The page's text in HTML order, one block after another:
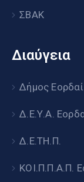
ΣΒΑΚ
Διαύγεια
Δήμος
Δ.Ε.Υ.Α.
Δ.Ε.ΤΗ.Π.
ΚΟΙ.Π.Π.Α.Π.